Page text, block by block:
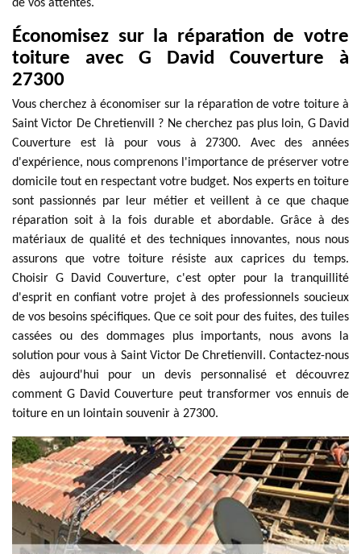
de vos attentes.
Économisez sur la réparation de votre
toiture avec G David Couverture à
27300
Vous cherchez à économiser sur la réparation de votre toiture à
Saint Victor De Chretienvill ? Ne cherchez pas plus loin, G David
Couverture est là pour vous à 27300. Avec des années
d'expérience, nous comprenons l'importance de préserver votre
domicile tout en respectant votre budget. Nos experts en toiture
sont passionnés par leur métier et veillent à ce que chaque
réparation soit à la fois durable et abordable. Grâce à des
matériaux de qualité et des techniques innovantes, nous nous
assurons que votre toiture résiste aux caprices du temps.
Choisir G David Couverture, c'est opter pour la tranquillité
d'esprit en confiant votre projet à des professionnels soucieux
de vos besoins spécifiques. Que ce soit pour des fuites, des tuiles
cassées ou des dommages plus importants, nous avons la
solution pour vous à Saint Victor De Chretienvill. Contactez-nous
dès aujourd'hui pour un devis personnalisé et découvrez
comment G David Couverture peut transformer vos ennuis de
toiture en un lointain souvenir à 27300.